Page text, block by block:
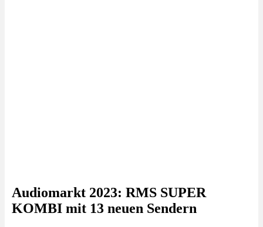
Audiomarkt 2023: RMS SUPER
KOMBI mit 13 neuen Sendern